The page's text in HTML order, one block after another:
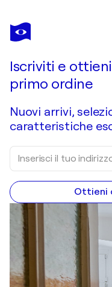
ANA MARÍA GONZÁLEZ
ABSTRACTO 41
Iscriviti e
primo ordine
Nuovi arrivi,
caratteristiche
Ottieni